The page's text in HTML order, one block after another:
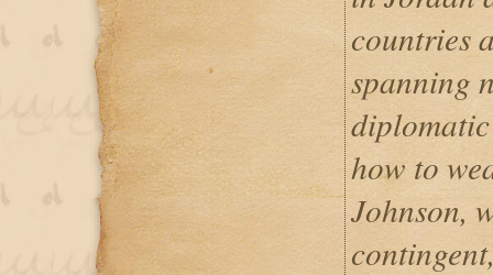
countries
spanning
how to
Johnson,